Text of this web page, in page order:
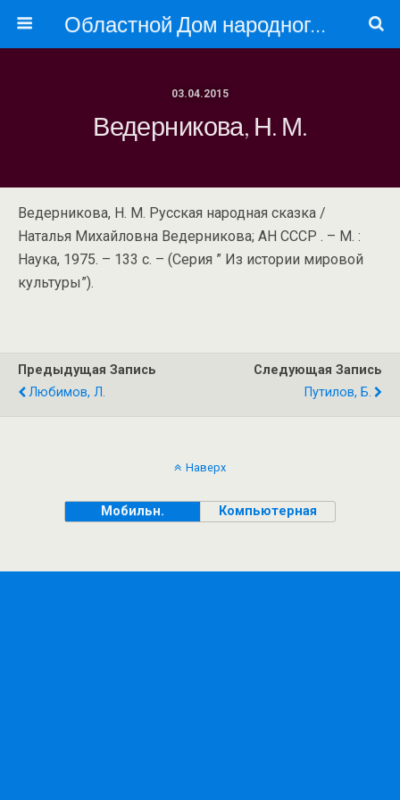
Областной Дом народного творчества
03.04.2015
Ведерникова, Н. М.
Ведерникова, Н. М. Русская народная сказка /
Наталья Михайловна Ведерникова; АН СССР . – М. :
Наука, 1975. – 133 с. – (Серия ” Из истории мировой
культуры”).
Предыдущая Запись
Любимов, Л.
Следующая Запись
Путилов, Б.
Наверх
Мобильн. Компьютерная